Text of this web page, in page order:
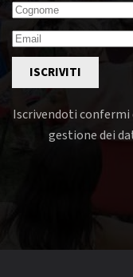
ISCRIVITI
Iscrivendoti
gestione dei